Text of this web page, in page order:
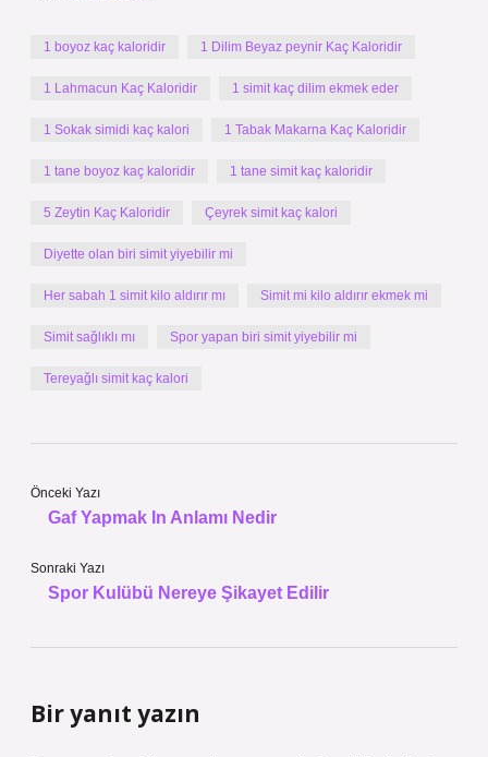
1 boyoz kaç kaloridir 1 Dilim Beyaz peynir Kaç Kaloridir
1 Lahmacun Kaç Kaloridir 1 simit kaç dilim ekmek eder
1 Sokak simidi kaç kalori 1 Tabak Makarna Kaç Kaloridir
1 tane boyoz kaç kaloridir 1 tane simit kaç kaloridir
5 Zeytin Kaç Kaloridir Çeyrek simit kaç kalori
Diyette olan biri simit yiyebilir mi
Her sabah 1 simit kilo aldırır mı Simit mi kilo aldırır ekmek mi
Simit sağlıklı mı Spor yapan biri simit yiyebilir mi
Tereyağlı simit kaç kalori
Önceki Yazı
Gaf Yapmak In Anlamı Nedir
Sonraki Yazı
Spor Kulübü Nereye Şikayet Edilir
Bir yanıt yazın